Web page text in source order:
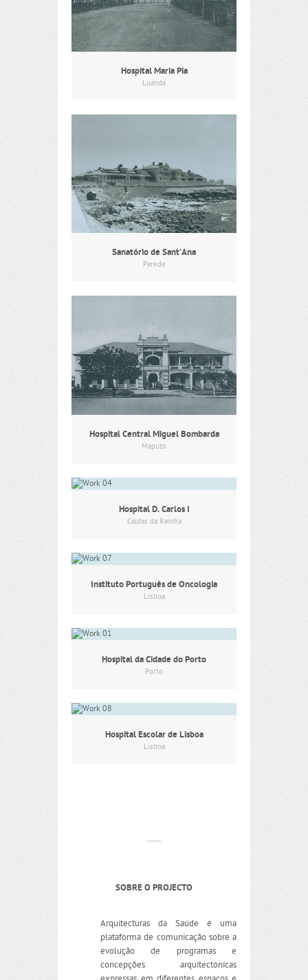
Hospital Maria Pia
Luanda
Sanatório de Sant’Ana
Parede
Hospital Central Miguel Bombarda
Maputo
Hospital D. Carlos I
Caldas da Rainha
Instituto Português de Oncologia
Lisboa
Hospital da Cidade do Porto
Porto
Hospital Escolar de Lisboa
Lisboa
SOBRE O PROJECTO
Arquitecturas da Saúde é uma
plataforma de comunicação sobre a
evolução de programas e
concepções arquitectónicas